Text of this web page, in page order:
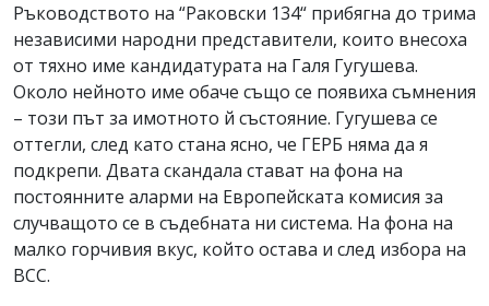
Ръководството на “Раковски 134“ прибягна до трима
независими народни представители, които внесоха
от тяхно име кандидатурата на Галя Гугушева.
Около нейното име обаче също се появиха съмнения
– този път за имотното й състояние. Гугушева се
оттегли, след като стана ясно, че ГЕРБ няма да я
подкрепи. Двата скандала стават на фона на
постоянните аларми на Европейската комисия за
случващото се в съдебната ни система. На фона на
малко горчивия вкус, който остава и след избора на
ВСС.